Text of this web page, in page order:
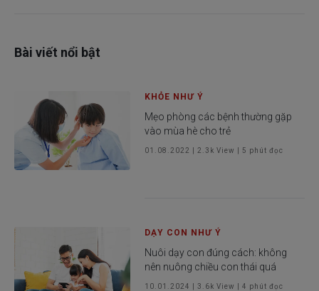
Bài viết nổi bật
KHỎE NHƯ Ý
Mẹo phòng các bệnh thường gặp
vào mùa hè cho trẻ
01.08.2022 2.3k View |5 phút đọc
DẠY CON NHƯ Ý
Nuôi dạy con đúng cách: không
nên nuông chiều con thái quá
10.01.2024 |3.6k View |4 phút đọc